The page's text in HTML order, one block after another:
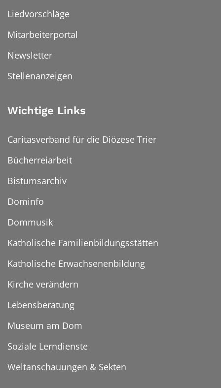
Liedvorschläge
Mitarbeiterportal
Newsletter
Stellenanzeigen
Wichtige Links
Caritasverband für die Diözese Trier
Bücherreiarbeit
Bistumsarchiv
Dominfo
Dommusik
Katholische Familienbildungsstätten
Katholische Erwachsenenbildung
Kirche verändern
Lebensberatung
Museum am Dom
Soziale Lerndienste
Weltanschauungen & Sekten